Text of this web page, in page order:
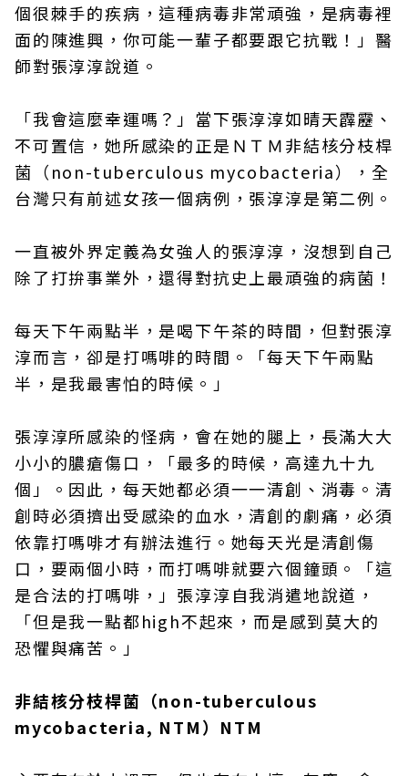
個很棘手的疾病，這種病毒非常頑強，是病毒裡
面的陳進興，你可能一輩子都要跟它抗戰！」醫
師對張淳淳說道。
「我會這麼幸運嗎？」當下張淳淳如晴天霹靂、
不可置信，她所感染的正是ＮＴＭ非結核分枝桿
菌（non-tuberculous mycobacteria），全
台灣只有前述女孩一個病例，張淳淳是第二例。
一直被外界定義為女強人的張淳淳，沒想到自己
除了打拚事業外，還得對抗史上最頑強的病菌！
每天下午兩點半，是喝下午茶的時間，但對張淳
淳而言，卻是打嗎啡的時間。「每天下午兩點
半，是我最害怕的時候。」
張淳淳所感染的怪病，會在她的腿上，長滿大大
小小的膿瘡傷口，「最多的時候，高達九十九
個」。因此，每天她都必須一一清創、消毒。清
創時必須擠出受感染的血水，清創的劇痛，必須
依靠打嗎啡才有辦法進行。她每天光是清創傷
口，要兩個小時，而打嗎啡就要六個鐘頭。「這
是合法的打嗎啡，」張淳淳自我消遣地說道，
「但是我一點都high不起來，而是感到莫大的
恐懼與痛苦。」
非結核分枝桿菌（non-tuberculous
mycobacteria, NTM）NTM